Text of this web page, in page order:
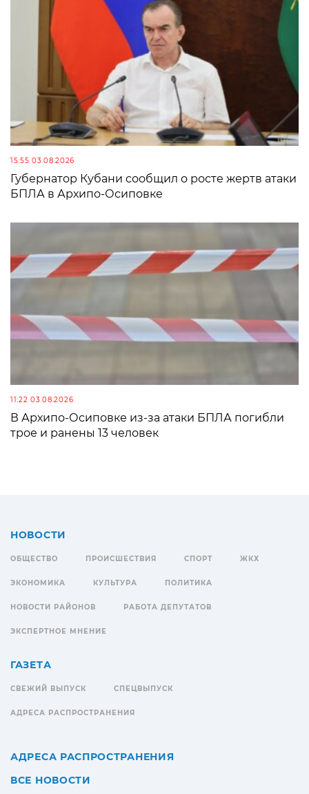
15:55 03.08.2026
Губернатор Кубани сообщил о росте жертв атаки
БПЛА в Архипо-Осиповке
11:22 03.08.2026
В Архипо-Осиповке из-за атаки БПЛА погибли
трое и ранены 13 человек
НОВОСТИ
ОБЩЕСТВО ПРОИСШЕСТВИЯ СПОРТ ЖКХ
ЭКОНОМИКА КУЛЬТУРА ПОЛИТИКА
НОВОСТИ РАЙОНОВ РАБОТА ДЕПУТАТОВ
ЭКСПЕРТНОЕ МНЕНИЕ
ГАЗЕТА
СВЕЖИЙ ВЫПУСК СПЕЦВЫПУСК
АДРЕСА РАСПРОСТРАНЕНИЯ
АДРЕСА РАСПРОСТРАНЕНИЯ
ВСЕ НОВОСТИ